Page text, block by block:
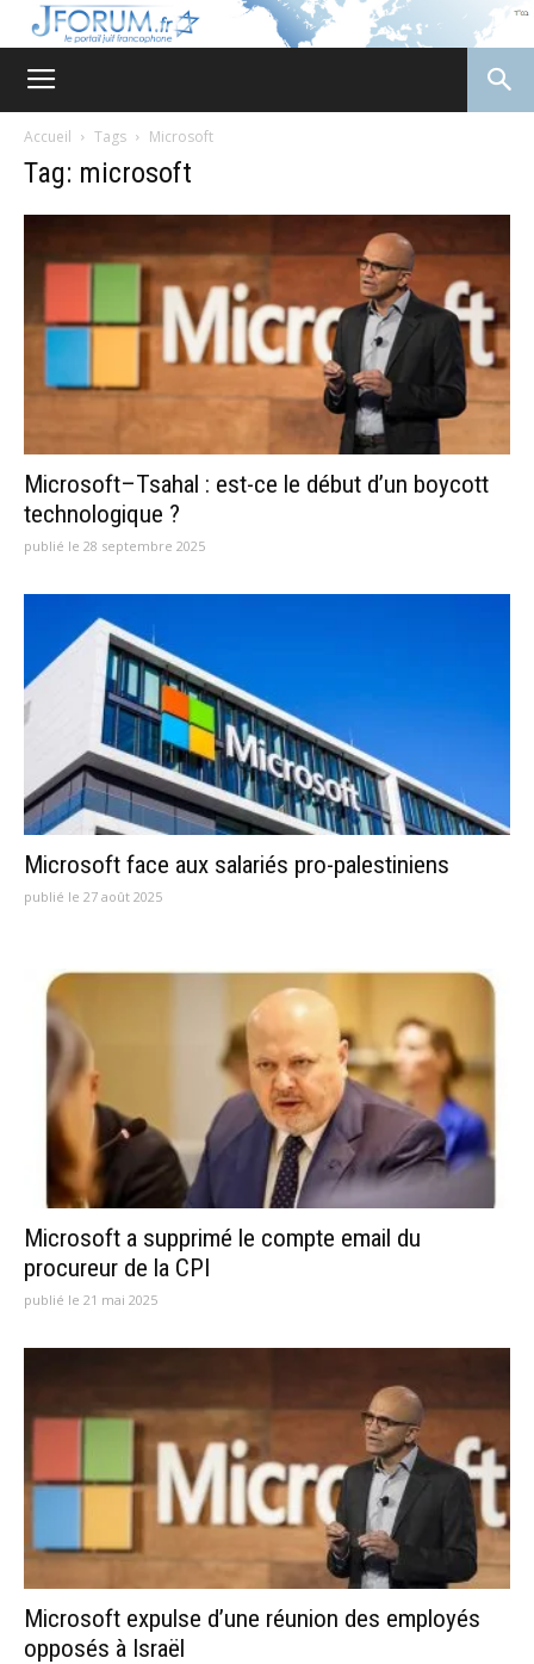
Accueil Tags Microsoft
Tag: microsoft
Microsoft–Tsahal : est-ce le début d’un boycott
technologique ?
publié le 28 septembre 2025
Microsoft face aux salariés pro-palestiniens
publié le 27 août 2025
Microsoft a supprimé le compte email du
procureur de la CPI
publié le 21 mai 2025
Microsoft expulse d’une réunion des employés
opposés à Israël